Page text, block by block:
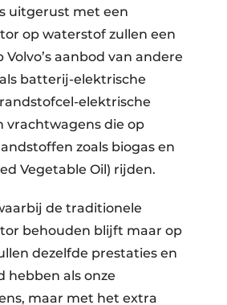
uitgerust met een
op waterstof zullen een
aanbod van andere
batterij-elektrische
elektrische
vrachtwagens die op
zoals biogas en
Vegetable Oil) rijden.
de traditionele
behouden blijft maar op
dezelfde prestaties en
hebben als onze
maar met het extra